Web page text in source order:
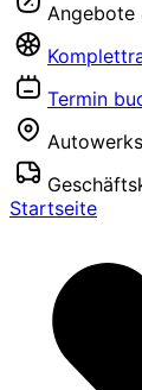
Angebote
Termin
Startseite